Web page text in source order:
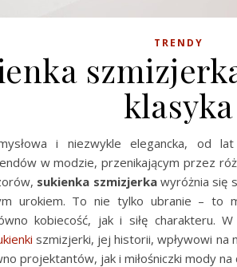
TRENDY
klasyka
i niezwykle elegancka, od
w modzie, przenikającym przez
sukienka szmizjerkawyróżnia się
urokiem. To nie tylko ubranie – to
kobiecość, jak i siłę charakteru.
szmizjerki, jej historii, wpływowi na
projektantów, jak i miłośniczki mody na